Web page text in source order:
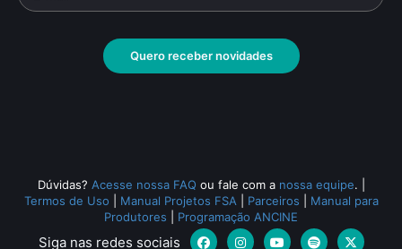
Quero receber novidades
Dúvidas? Acesse nossa FAQ ou fale com a nossa equipe.
Termos de Uso
Manual Projetos FSA Parceiros
Manual para
Produtores
Programação ANCINE
Siga nas redes sociais